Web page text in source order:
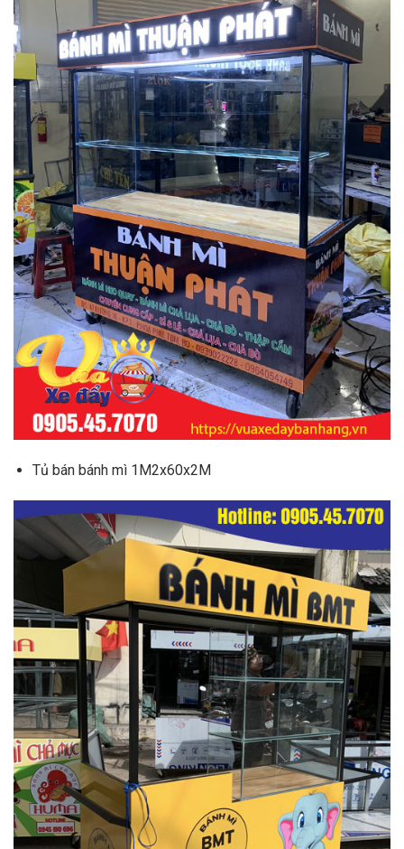
Tủ bán bánh mì 1M2x60x2M